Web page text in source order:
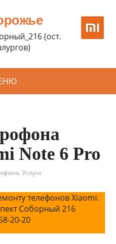
(ост.
Note 6 Pro
,Услуги
телефонов Xiaomi.
Соборный 216
20-20